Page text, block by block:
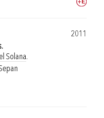
2011
Solana.